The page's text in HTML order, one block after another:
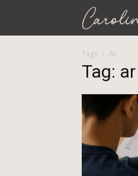
Tags Ar
Tag: ar